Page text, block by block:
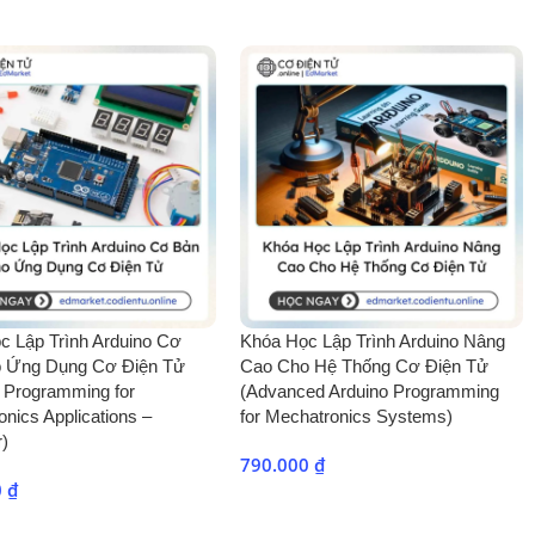
gian đưa sản phẩm ra thị trường nhanh…).
Logic Blocks – CLBs, I/O Blocks, Interconnects, Block
based).
nguyên khác trong FPGA.
độ, công suất, các khối chức năng tích hợp…).
Kintex, Virtex…).
Lập Trình Arduino Cơ
Ứng Dụng Cơ Điện Tử
Programming for
Applications –
₫
Khóa Học Lập Trình Arduino Nâng
Cao Cho Hệ Thống Cơ Điện Tử
(Advanced Arduino Programming
for Mechatronics Systems)
790.000₫